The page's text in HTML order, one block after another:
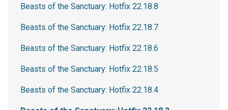
Beasts of the Sanctuary: Hotfix 22.18.8
Beasts of the Sanctuary: Hotfix 22.18.7
Beasts of the Sanctuary: Hotfix 22.18.6
Beasts of the Sanctuary: Hotfix 22.18.5
Beasts of the Sanctuary: Hotfix 22.18.4